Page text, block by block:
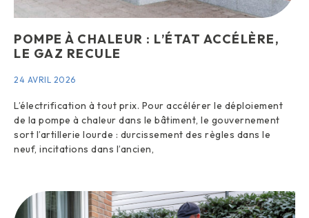
POMPE À CHALEUR : L’ÉTAT ACCÉLÈRE,
LE GAZ RECULE
24 AVRIL 2026
L’électrification à tout prix. Pour accélérer le déploiement
de la pompe à chaleur dans le bâtiment, le gouvernement
sort l’artillerie lourde : durcissement des règles dans le
neuf, incitations dans l’ancien,